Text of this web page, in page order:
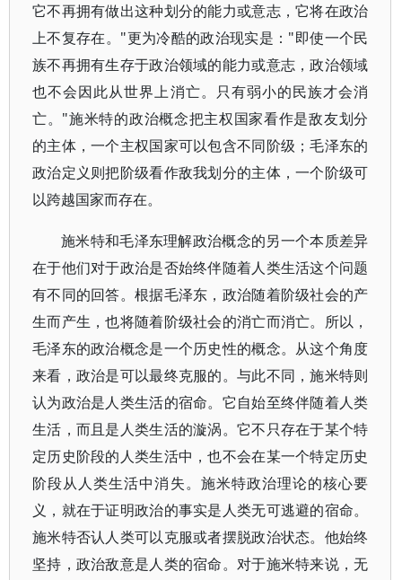
它不再拥有做出这种划分的能力或意志，它将在政治
上不复存在。"更为冷酷的政治现实是："即使一个民
族不再拥有生存于政治领域的能力或意志，政治领域
也不会因此从世界上消亡。只有弱小的民族才会消
亡。"施米特的政治概念把主权国家看作是敌友划分
的主体，一个主权国家可以包含不同阶级；毛泽东的
政治定义则把阶级看作敌我划分的主体，一个阶级可
以跨越国家而存在。
施米特和毛泽东理解政治概念的另一个本质差异
在于他们对于政治是否始终伴随着人类生活这个问题
有不同的回答。根据毛泽东，政治随着阶级社会的产
生而产生，也将随着阶级社会的消亡而消亡。所以，
毛泽东的政治概念是一个历史性的概念。从这个角度
来看，政治是可以最终克服的。与此不同，施米特则
认为政治是人类生活的宿命。它自始至终伴随着人类
生活，而且是人类生活的漩涡。它不只存在于某个特
定历史阶段的人类生活中，也不会在某一个特定历史
阶段从人类生活中消失。施米特政治理论的核心要
义，就在于证明政治的事实是人类无可逃避的宿命。
施米特否认人类可以克服或者摆脱政治状态。他始终
坚持，政治敌意是人类的宿命。对于施米特来说，无